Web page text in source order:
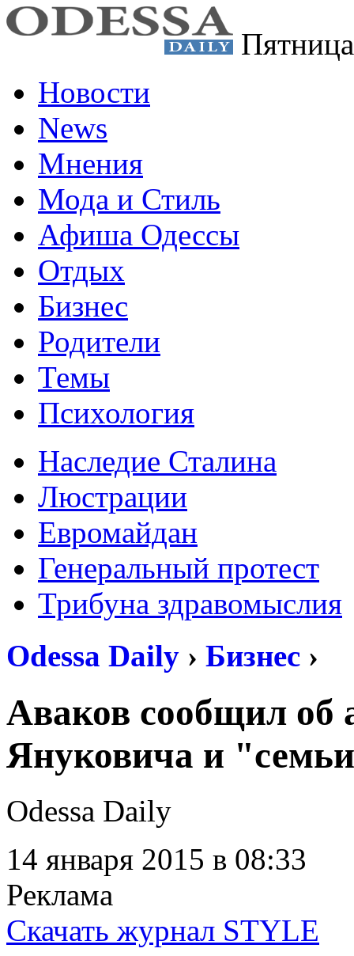
Новости
News
Мнения
Мода и Стиль
Афиша Одессы
Отдых
Бизнес
Родители
Темы
Психология
Наследие Сталина
Люстрации
Евромайдан
Генеральный протест
Трибуна здравомыслия
Odessa Daily › Бизнес ›
Аваков сообщил об
Януковича и
Odessa Daily
14 января 2015 в 08:33
Реклама
Скачать журнал STYLE